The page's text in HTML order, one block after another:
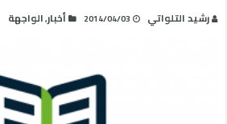
رشيد التلواتي 2014/04/03 أخبار,الواجهة